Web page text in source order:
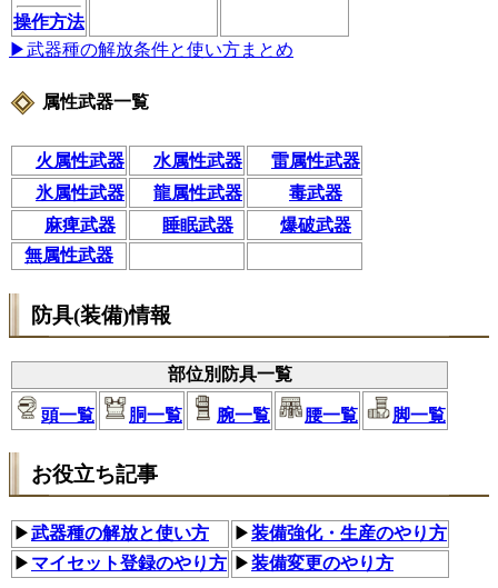
操作方法
▶武器種の解放条件と使い方まとめ
属性武器一覧
火属性武器 水属性武器
雷属性武器
氷属性武器
龍属性武器
毒武器
麻痺武器
睡眠武器
爆破武器
無属性武器
防具(装備)情報
部位別防具一覧
頭一覧 胴一覧 腕一覧 腰一覧 脚一覧
お役立ち記事
▶武器種の解放と使い方 ▶装備強化・生産のやり方
▶ マイセット登録のやり方 ▶装備変更のやり方